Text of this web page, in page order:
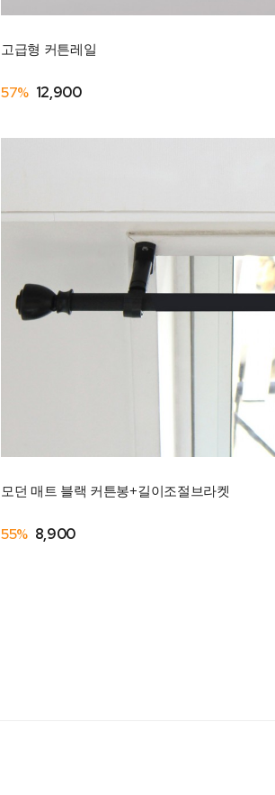
고급형 커튼레일
57% 12,900
모던 매트 블랙 커튼봉+길이조절브라켓
55% 8,900